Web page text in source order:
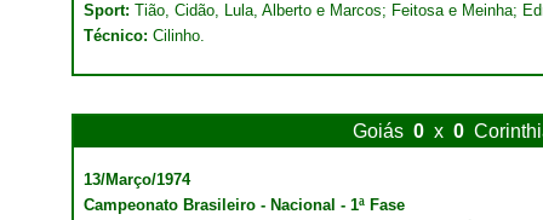
Sport: Tião, Cidão, Lula, Alberto e Marcos; Feitosa e Meinha;
Técnico: Cilinho.
Goiás 0 x 0
13/Março/1974
Campeonato Brasileiro - Nacional - 1ª Fase